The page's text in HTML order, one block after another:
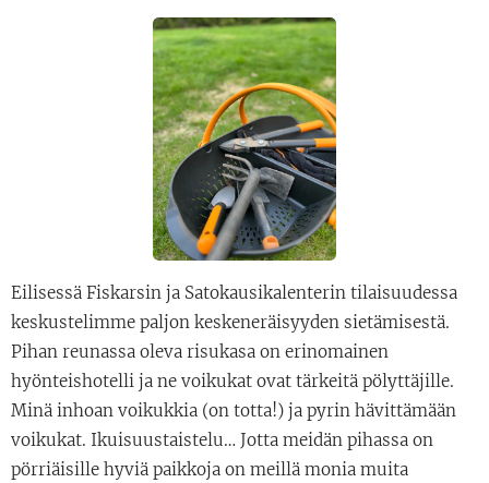
Eilisessä Fiskarsin ja Satokausikalenterin tilaisuudessa
keskustelimme paljon keskeneräisyyden sietämisestä.
Pihan reunassa oleva risukasa on erinomainen
hyönteishotelli ja ne voikukat ovat tärkeitä pölyttäjille.
Minä inhoan voikukkia (on totta!) ja pyrin hävittämään
voikukat. Ikuisuustaistelu… Jotta meidän pihassa on
pörriäisille hyviä paikkoja on meillä monia muita